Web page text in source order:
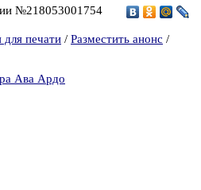
№218053001754
для печати / Разместить анонс /
Ава Ардо